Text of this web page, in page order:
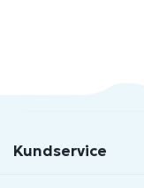
Kundservice